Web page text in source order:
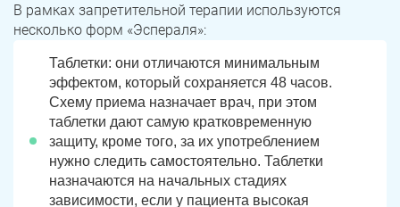
В рамках запретительной терапии используются
несколько форм «Эспераля»:
Таблетки: они отличаются минимальным
эффектом, который сохраняется 48 часов.
Схему приема назначает врач, при этом
таблетки дают самую кратковременную
защиту, кроме того, за их употреблением
нужно следить самостоятельно. Таблетки
назначаются на начальных стадиях
зависимости, если у пациента высокая